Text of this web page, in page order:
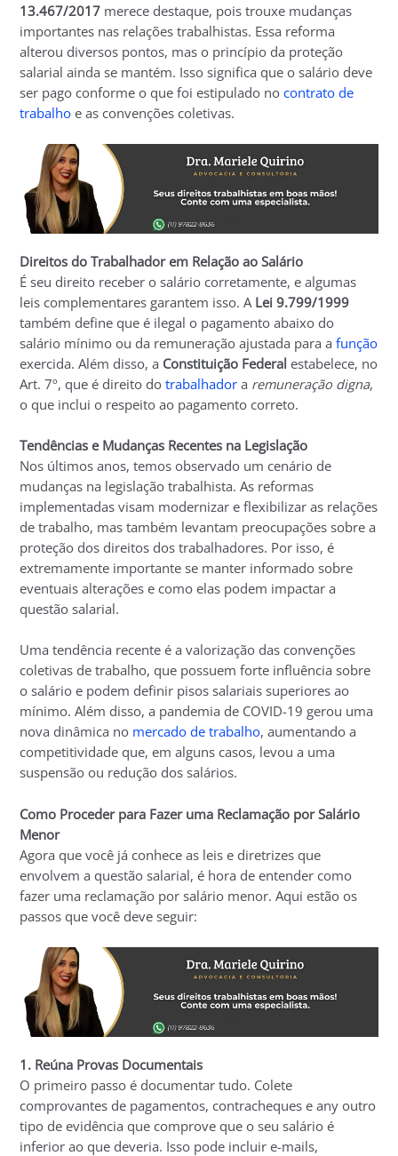
13.467/2017 merece destaque, pois trouxe mudanças
importantes nas relações trabalhistas. Essa reforma
alterou diversos pontos, mas o princípio da proteção
salarial ainda se mantém. Isso significa que o salário deve
ser pago conforme o que foi estipulado nocontrato de
trabalho e as convenções coletivas.
Direitos do Trabalhador em Relação ao Salário
É seu direito receber o salário corretamente, e algumas
leis complementares garantem isso. A Lei 9.799/1999
também define que é ilegal o pagamento abaixo do
salário mínimo ou da remuneração ajustada para afunção
exercida. Além disso, a Constituição Federal estabelece, no
Art. 7º, que é direito dotrabalhador a remuneração digna,
o que inclui o respeito ao pagamento correto.
Tendências e Mudanças Recentes na Legislação
Nos últimos anos, temos observado um cenário de
mudanças na legislação trabalhista. As reformas
implementadas visam modernizar e flexibilizar as relações
de trabalho, mas também levantam preocupações sobre a
proteção dos direitos dos trabalhadores. Por isso, é
extremamente importante se manter informado sobre
eventuais alterações e como elas podem impactar a
questão salarial.
Uma tendência recente é a valorização das convenções
coletivas de trabalho, que possuem forte influência sobre
o salário e podem definir pisos salariais superiores ao
mínimo. Além disso, a pandemia de COVID-19 gerou uma
nova dinâmica no mercado de trabalho, aumentando a
competitividade que, em alguns casos, levou a uma
suspensão ou redução dos salários.
Como Proceder para Fazer uma Reclamação por Salário
Menor
Agora que você já conhece as leis e diretrizes que
envolvem a questão salarial, é hora de entender como
fazer uma reclamação por salário menor. Aqui estão os
passos que você deve seguir:
1. Reúna Provas Documentais
O primeiro passo é documentar tudo. Colete
comprovantes de pagamentos, contracheques e any outro
tipo de evidência que comprove que o seu salário é
inferior ao que deveria. Isso pode incluir e-mails,